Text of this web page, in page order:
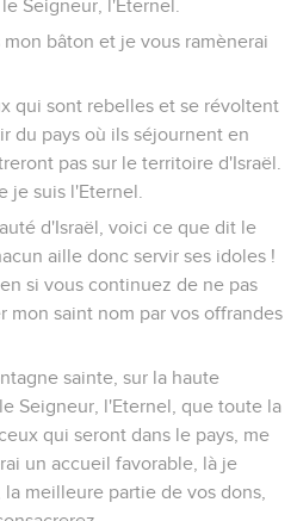
Seigneur, l'Eternel.
bâton et je vous ramènerai
qui sont rebelles et se révoltent
du pays où ils séjournent en
pas sur le territoire d'Israël.
je suis l'Eternel.
d'Israël, voici ce que dit le
aille donc servir ses idoles !
si vous continuez de ne pas
mon saint nom par vos offrandes
sainte, sur la haute
Seigneur, l'Eternel, que toute la
qui seront dans le pays, me
un accueil favorable, là je
meilleure partie de vos dons,